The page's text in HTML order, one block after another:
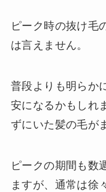
ピーク時の抜け毛
は言えません。
普段よりも明らか
安になるかもしれ
ずにいた髪の毛が
ピークの期間も数
ますが、通常は徐